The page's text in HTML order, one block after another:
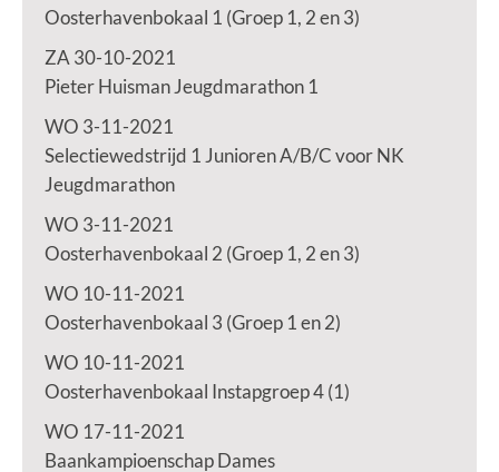
Oosterhavenbokaal 1 (Groep 1, 2 en 3)
ZA 30-10-2021
Pieter Huisman Jeugdmarathon 1
WO 3-11-2021
Selectiewedstrijd 1 Junioren A/B/C voor NK
Jeugdmarathon
WO 3-11-2021
Oosterhavenbokaal 2 (Groep 1, 2 en 3)
WO 10-11-2021
Oosterhavenbokaal 3 (Groep 1 en 2)
WO 10-11-2021
Oosterhavenbokaal Instapgroep 4 (1)
WO 17-11-2021
Baankampioenschap Dames